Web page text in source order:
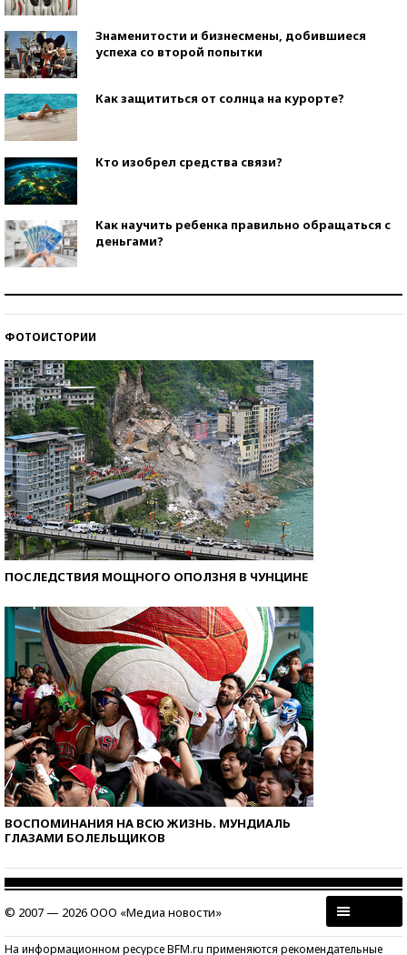
Знаменитости и бизнесмены, добившиеся
успеха со второй попытки
Как защититься от солнца на курорте?
Кто изобрел средства связи?
Как научить ребенка правильно обращаться с
деньгами?
ФОТОИСТОРИИ
ПОСЛЕДСТВИЯ МОЩНОГО ОПОЛЗНЯ В ЧУНЦИНЕ
ВОСПОМИНАНИЯ НА ВСЮ ЖИЗНЬ. МУНДИАЛЬ
ГЛАЗАМИ БОЛЕЛЬЩИКОВ
© 2007 — 2026 ООО «Медиа новости»
На информационном ресурсе BFM.ru применяются рекомендательные